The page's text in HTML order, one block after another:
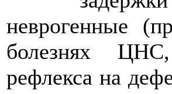
неврогенные
болезнях
рефлекса на